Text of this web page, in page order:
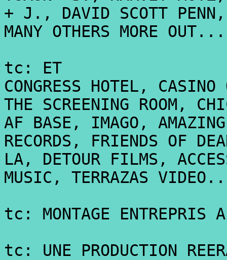
+ J., DAVID SCOTT PENN,
MANY OTHERS MORE
tc: ET
CONGRESS HOTEL,
THE SCREENING ROOM,
AF BASE, IMAGO,
RECORDS, FRIENDS OF
LA, DETOUR FILMS,
MUSIC, TERRAZAS
tc: MONTAGE ENTREPRIS A
tc: UNE PRODUCTION